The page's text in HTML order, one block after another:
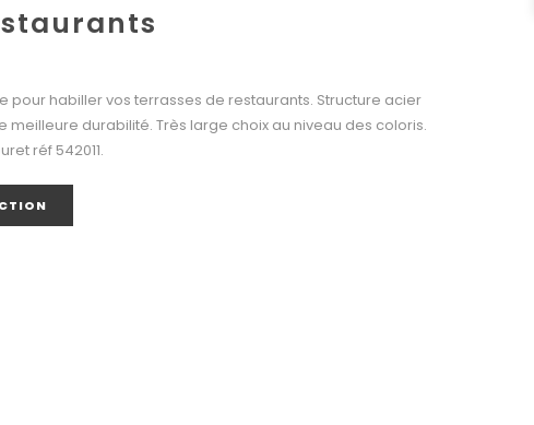
pour habiller vos terrasses de restaurants. Structure acier
meilleure durabilité. Très large choix au niveau des coloris.
réf 542011.